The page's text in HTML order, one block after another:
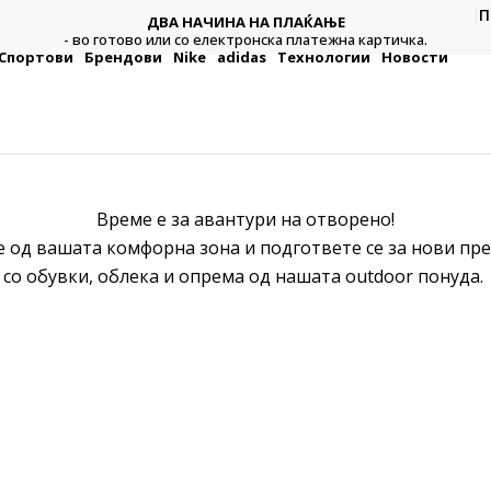
ДВА НАЧИНА НА ПЛАЌАЊЕ
- во готово или со електронска платежна картичка.
Спортови Брендови Nike adidas Технологии Новости
Време е за авантури на отворено!
од вашата комфорна зона и подгответе се за нови
со обувки, облека и опрема од нашата outdoor понуда.